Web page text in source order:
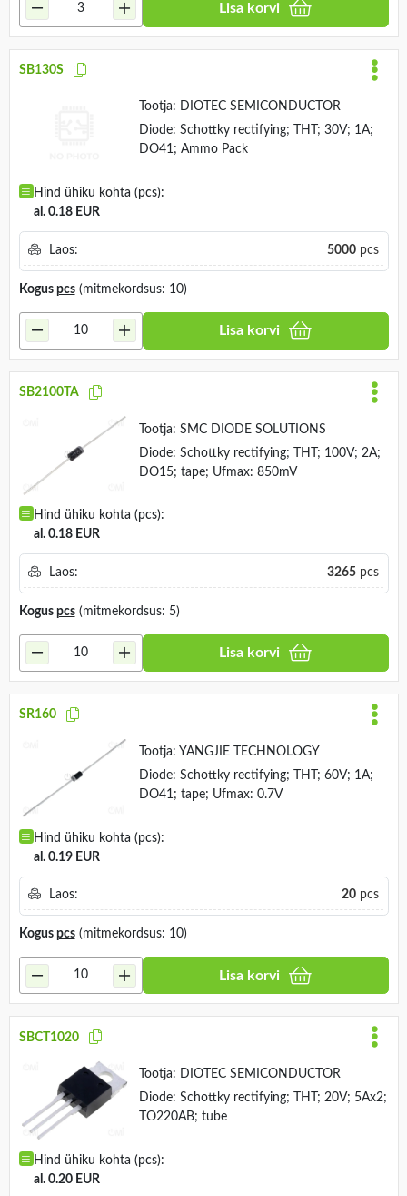
Lisa korvi
SB130S
Tootja: DIOTEC SEMICONDUCTOR
Diode: Schottky rectifying; THT; 30V; 1A;
DO41; Ammo Pack
Hind ühiku kohta (pcs):
al. 0.18 EUR
Laos: 5000pcs
Kogus pcs(mitmekordsus: 10)
Lisa korvi
SB2100TA
Tootja: SMC DIODE SOLUTIONS
Diode: Schottky rectifying; THT; 100V; 2A;
DO15; tape; Ufmax: 850mV
Hind ühiku kohta (pcs):
al. 0.18 EUR
Laos: 3265pcs
Kogus pcs(mitmekordsus: 5)
Lisa korvi
SR160
Tootja: YANGJIE TECHNOLOGY
Diode: Schottky rectifying; THT; 60V; 1A;
DO41; tape; Ufmax: 0.7V
Hind ühiku kohta (pcs):
al. 0.19 EUR
Laos: 20pcs
Kogus pcs(mitmekordsus: 10)
Lisa korvi
SBCT1020
Tootja: DIOTEC SEMICONDUCTOR
Diode: Schottky rectifying; THT; 20V; 5Ax2;
TO220AB; tube
Hind ühiku kohta (pcs):
al. 0.20 EUR